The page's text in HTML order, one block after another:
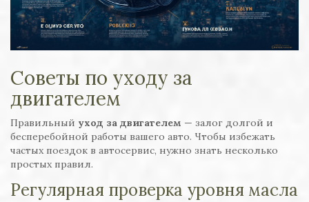
Советы по уходу за
двигателем
Правильный уход за двигателем — залог долгой и
бесперебойной работы вашего авто. Чтобы избежать
частых поездок в автосервис, нужно знать несколько
простых правил.
Регулярная проверка уровня масла